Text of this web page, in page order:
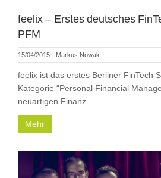
feelix – Erstes deutsches
PFM
15/04/2015 - Markus Nowak -
feelix ist das erstes Berliner FinTech
Kategorie “Personal Financial
neuartigen Finanz…
Mehr